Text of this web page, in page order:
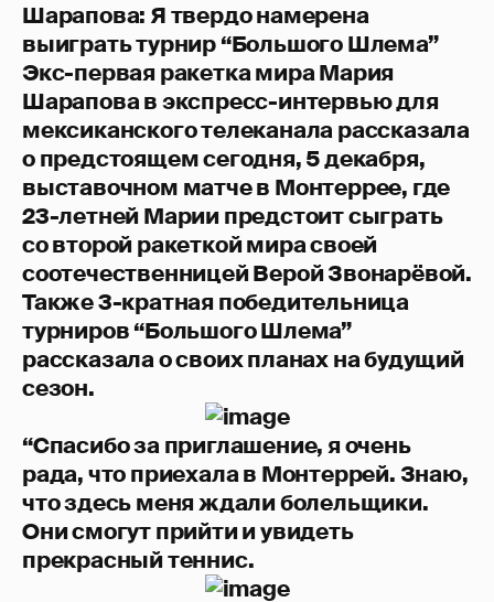
Шарапова: Я твердо намерена
выиграть турнир “Большого Шлема”
Экс-первая ракетка мира Мария
Шарапова в экспресс-интервью для
мексиканского телеканала рассказала
о предстоящем сегодня, 5 декабря,
выставочном матче в Монтеррее, где
23-летней Марии предстоит сыграть
со второй ракеткой мира своей
соотечественницей Верой Звонарёвой.
Также 3-кратная победительница
турниров “Большого Шлема”
рассказала о своих планах на будущий
сезон.
“Спасибо за приглашение, я очень
рада, что приехала в Монтеррей. Знаю,
что здесь меня ждали болельщики.
Они смогут прийти и увидеть
прекрасный теннис.